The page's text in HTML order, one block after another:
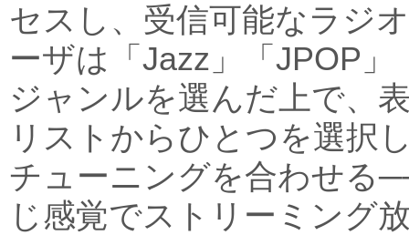
セスし、受信可能なラジ
ーザは「Jazz」「JPOP」
ジャンルを選んだ上で、
リストからひとつを選択
チューニングを合わせる
じ感覚でストリーミング